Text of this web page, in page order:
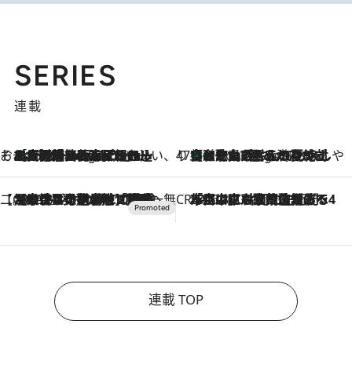
SERIES
連載
そおだよおこの関西おいしい、おやつ紀行4 Hours Ago
［大阪府箕面市］一皿一皿目の前で仕上げられる、料理を巧みに組み込んだアシェットデセールコース「ミチル アシェット デセール（Michiru assiette dessert）」 47都道府県の手みやげ ひんやりスイーツで夏を満喫
4 Hours Ago
【和歌山県】この夏絶対食べたい 冷やしておいしいおやつ3選 みかんがごろっと丸ごと入ったジュレ
【CREA×星野リゾート】唯一無二。癒しと発見が待つ場所へ
2026.8.7
【トンボの足水浴】ヒノキの香りに包まれて涼感マックス！約13℃の湧水かけ流しを避暑地「星野温泉 トンボの湯」で体験 CREA'S CHOICE
2026.8.7
「立川にも歌舞伎があるんだよ」 片岡仁左衛門・市川中車ら豪華座組みで4年目の立川立飛歌舞伎へ
連載 TOP